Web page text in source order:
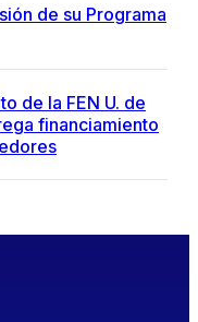
de su Programa
de la FEN U. de
financiamiento